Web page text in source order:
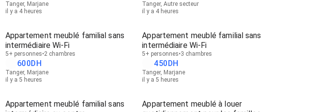
Tanger, Marjane
il y a 4 heures
Tanger, Autre secteur
il y a 4 heures
Appartement meublé familial sans
intermédiaire Wi-Fi
5+ personnes 2 chambres
600DH
Tanger, Marjane
il y a 5 heures
Appartement meublé familial sans
intermédiaire Wi-Fi
5+ personnes 3 chambres
450DH
Tanger, Marjane
il y a 5 heures
Appartement meublé familial sans
Appartement meublé à louer